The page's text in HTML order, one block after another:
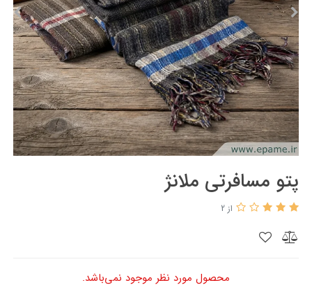
پتو مسافرتی ملانژ
از 2
محصول مورد نظر موجود نمی‌باشد.